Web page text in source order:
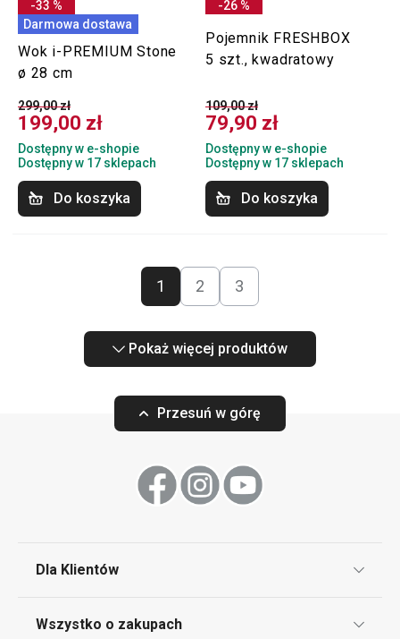
-33 %
Darmowa dostawa
Wok i-PREMIUM Stone
ø 28 cm
299,00 zł
199,00 zł
Dostępny w e-shopie
Dostępny w 17 sklepach
Do koszyka
-26 %
Pojemnik FRESHBOX
5 szt., kwadratowy
109,00 zł
79,90 zł
Dostępny w e-shopie
Dostępny w 17 sklepach
Do koszyka
1 2 3
Pokaż więcej produktów
Przesuń w górę
Dla Klientów
Wszystko o zakupach